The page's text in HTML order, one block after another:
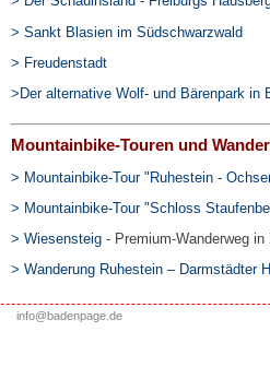
> Sankt Blasien im Südschwarzwald
> Freudenstadt
>Der alternative Wolf- und Bärenpark in
Mountainbike-Touren und
> Mountainbike-Tour "Ruhestein -
> Mountainbike-Tour "Schloss
> Wiesensteig - Premium-Wanderweg
> Wanderung Ruhestein – Darmstädter
info@badenpage.de